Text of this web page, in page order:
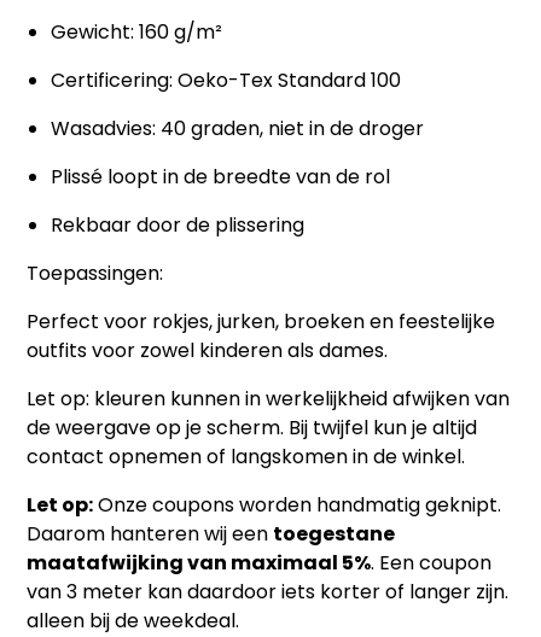
Gewicht: 160 g/m²
Certificering: Oeko-Tex Standard 100
Wasadvies: 40 graden, niet in de droger
Plissé loopt in de breedte van de rol
Rekbaar door de plissering
Toepassingen:
Perfect voor rokjes, jurken, broeken en feestelijke
outfits voor zowel kinderen als dames.
Let op: kleuren kunnen in werkelijkheid afwijken van
de weergave op je scherm. Bij twijfel kun je altijd
contact opnemen of langskomen in de winkel.
Let op:Onze coupons worden handmatig geknipt.
Daarom hanteren wij een toegestane
maatafwijking van maximaal 5%. Een coupon
van 3 meter kan daardoor iets korter of langer zijn.
alleen bij de weekdeal.